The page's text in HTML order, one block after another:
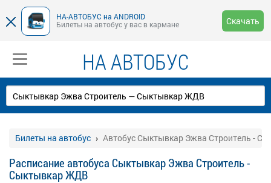
НА-АВТОБУС на ANDROID
Билеты на автобус у вас в кармане
Скачать
НА АВТОБУС
Билеты на автобус Автобус Сыктывкар Эжва Строитель -
Расписание автобуса Сыктывкар Эжва Строитель -
Сыктывкар ЖДВ